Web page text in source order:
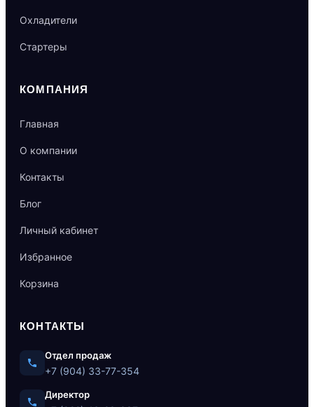
Охладители
Стартеры
КОМПАНИЯ
Главная
О компании
Контакты
Блог
Личный кабинет
Избранное
Корзина
КОНТАКТЫ
Отдел продаж
+7 (904) 33-77-354
Директор